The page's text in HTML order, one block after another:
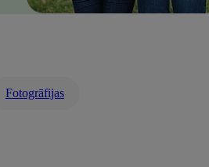
Fotogrāfijas